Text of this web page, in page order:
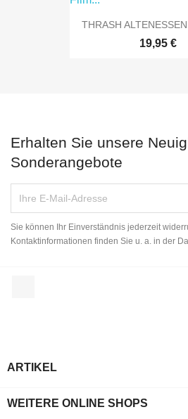
THRASH ALTENESSEN
19,95 €
Erhalten Sie unsere
Sonderangebote
Sie können Ihr Einverständnis jederzeit
Kontaktinformationen finden Sie u. a. in der
ARTIKEL
WEITERE ONLINE SHOPS